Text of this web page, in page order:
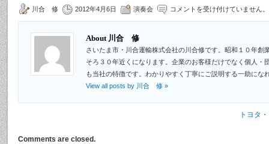
川合 修 2012年4月6日 演奏会 コメントを受け付けていません。
About 川合 修
さいたま市・川合運輸株式会社の川合修です。昭和１０年創
そろ３０年近くになります。企業のお客様だけでなく個人・
も当社の特徴です。わかりやすく丁寧にご説明する一助にな
View all posts by 川合 修 »
トヨタ
Comments are closed.